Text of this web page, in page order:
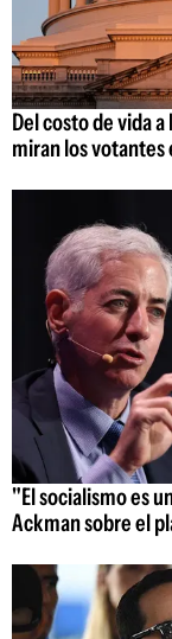
Del costo de vida
miran los votantes
"El socialismo es
Ackman sobre el